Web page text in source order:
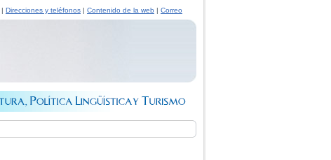
| Direcciones y teléfonos | Contenido de la web | Correo